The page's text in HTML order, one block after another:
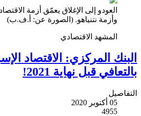
العودو إلى الإغلاق يعمّق أزمة
وأزمة نتنياهو. (الصورة عن: أ.ف.ب)
المشهد الاقتصادي
البنك المركزي: الاقتصاد
بالتعافي قبل نهاية 2021!
التفاصيل
05 أكتوبر 2020
4955